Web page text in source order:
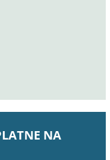
NA